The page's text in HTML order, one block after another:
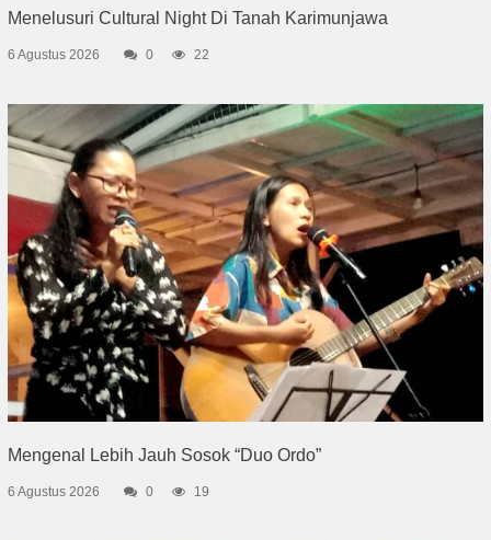
Menelusuri Cultural Night Di Tanah Karimunjawa
6 Agustus 2026 0 22
Mengenal Lebih Jauh Sosok “Duo Ordo”
6 Agustus 2026 0 19